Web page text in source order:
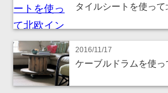
タイルシートを使っ
2016/11/17
ケーブルドラムを使っ